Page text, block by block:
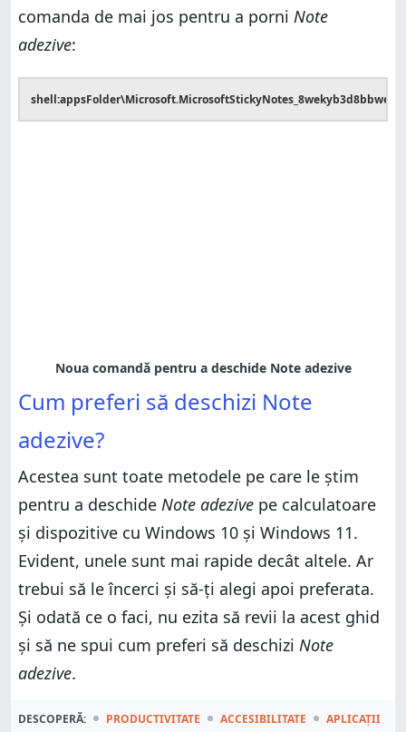
comanda de mai jos pentru a porni Note
adezive:
Cum preferi să deschizi Note
adezive?
Acestea sunt toate metodele pe care le știm
pentru a deschide Note adezive pe calculatoare
și dispozitive cu Windows 10 și Windows 11.
Evident, unele sunt mai rapide decât altele. Ar
trebui să le încerci și să-ți alegi apoi preferata.
Și odată ce o faci, nu ezita să revii la acest ghid
și să ne spui cum preferi să deschizi Note
adezive.
DESCOPERĂ: PRODUCTIVITATE ACCESIBILITATE
APLICAȚII